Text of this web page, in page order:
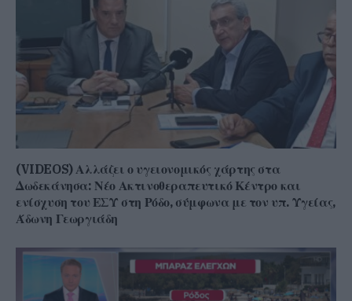
(VIDEOS) Αλλάζει ο υγειονομικός χάρτης στα
Δωδεκάνησα: Νέο Ακτινοθεραπευτικό Κέντρο και
ενίσχυση του ΕΣΥ στη Ρόδο, σύμφωνα με τον υπ. Υγείας,
Άδωνη Γεωργιάδη